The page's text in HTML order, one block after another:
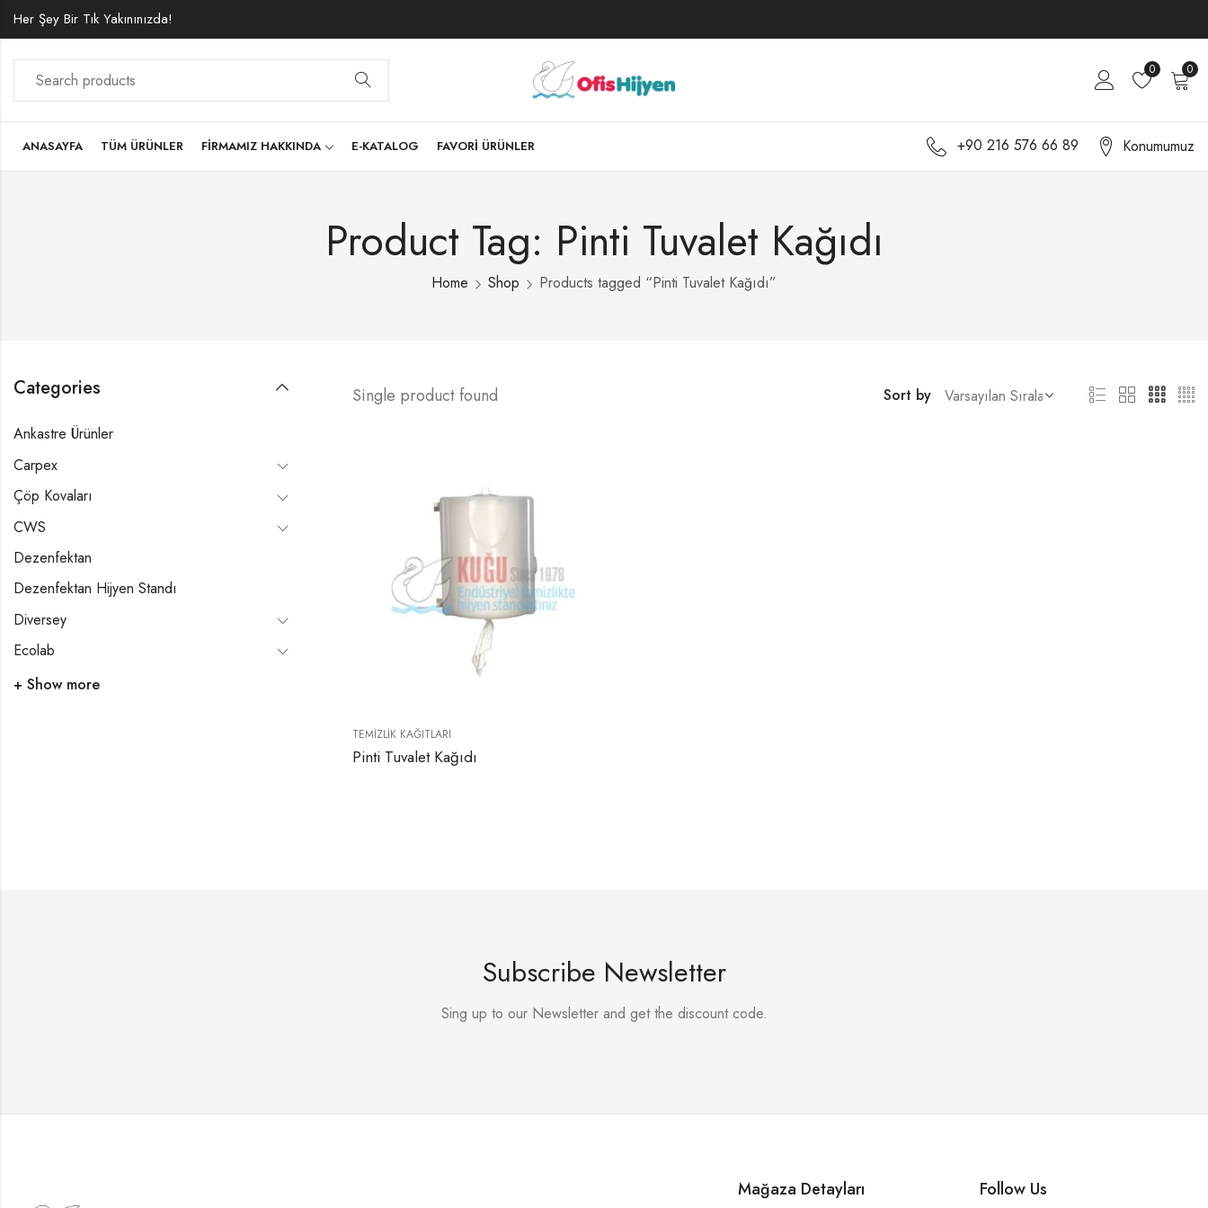
Her Şey Bir Tık Yakınınızda!
0 0
ANASAYFA TÜM ÜRÜNLER FIRMAMIZ HAKKINDA E-KATALOG FAVORI ÜRÜNLER +90 216 576 66 89 Konumumuz
Product Tag: Pinti Tuvalet Kağıdı
Home Shop Products tagged “Pinti Tuvalet Kağıdı”
Single product found Sort by
TEMIZLIK KAĞITLARI
Pinti Tuvalet Kağıdı
Categories
Ankastre Ürünler
Carpex
Çöp Kovaları
CWS
Dezenfektan
Dezenfektan Hijyen Standı
Diversey
Ecolab
+ Show more
Subscribe Newsletter
Sing up to our Newsletter and get the discount code.
Mağaza Detayları Follow Us